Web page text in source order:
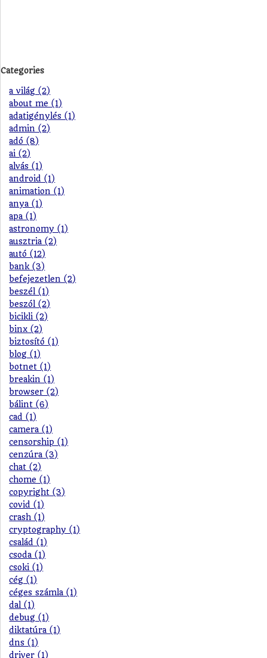
Categories
a világ (2)
about me (1)
adatigénylés (1)
admin (2)
adó (8)
ai (2)
alvás (1)
android (1)
animation (1)
anya (1)
apa (1)
astronomy (1)
ausztria (2)
autó (12)
bank (3)
befejezetlen (2)
beszél (1)
beszól (2)
bicikli (2)
binx (2)
biztosító (1)
blog (1)
botnet (1)
breakin (1)
browser (2)
bálint (6)
cad (1)
camera (1)
censorship (1)
cenzúra (3)
chat (2)
chome (1)
copyright (3)
covid (1)
crash (1)
cryptography (1)
család (1)
csoda (1)
csoki (1)
cég (1)
céges számla (1)
dal (1)
debug (1)
diktatúra (1)
dns (1)
driver (1)